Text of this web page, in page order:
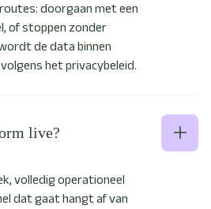
doorgaan met een
of stoppen zonder
de data binnen
het privacybeleid.
live?
volledig operationeel
dat gaat hangt af van